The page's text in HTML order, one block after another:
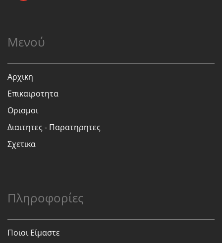
Μενού
Αρχικη
Επικαιροτητα
Ορισμοι
Διαιτητες - Παρατηρητες
Σχετικα
Πληροφορίες
Ποιοι Είμαστε